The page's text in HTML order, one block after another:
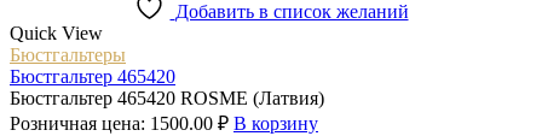
Добавить в список желаний
Quick View
Бюстгальтеры
Бюстгальтер 465420
Бюстгальтер 465420 ROSME (Латвия)
Розничная цена: 1500.00 ₽ В корзину